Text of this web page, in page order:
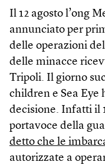
Il 12 agosto l’ong
annunciato per
delle operazioni
delle minacce
Tripoli. Il giorno
children e Sea Eye
decisione. Infatti il
portavoce della
detto che le
autorizzate a